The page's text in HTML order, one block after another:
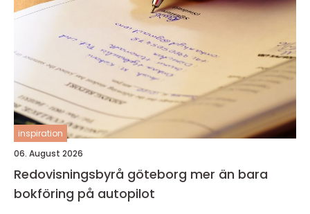
inspiration
06. August 2026
Redovisningsbyrå göteborg mer än bara
bokföring på autopilot